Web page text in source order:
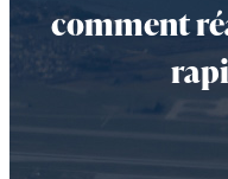
comment